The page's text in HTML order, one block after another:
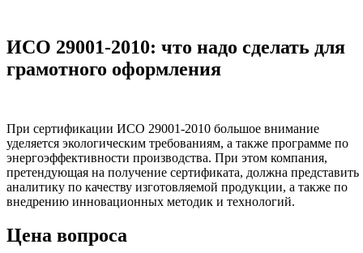
ИСО 29001-2010: что надо сделать для
грамотного оформления
При сертификации ИСО 29001-2010 большое внимание
уделяется экологическим требованиям, а также программе по
энергоэффективности производства. При этом компания,
претендующая на получение сертификата, должна представить
аналитику по качеству изготовляемой продукции, а также по
внедрению инновационных методик и технологий.
Цена вопроса